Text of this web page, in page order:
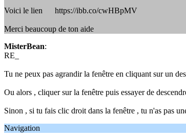
Voici le lien https://ibb.co/cwHBpMV
Merci beaucoup de ton aide
MisterBean:
RE_
Tu ne peux pas agrandir la fenêtre en cliquant sur un
Ou alors , cliquer sur la fenêtre puis essayer de
Sinon , si tu fais clic droit dans la fenêtre , tu n'as pas
Navigation